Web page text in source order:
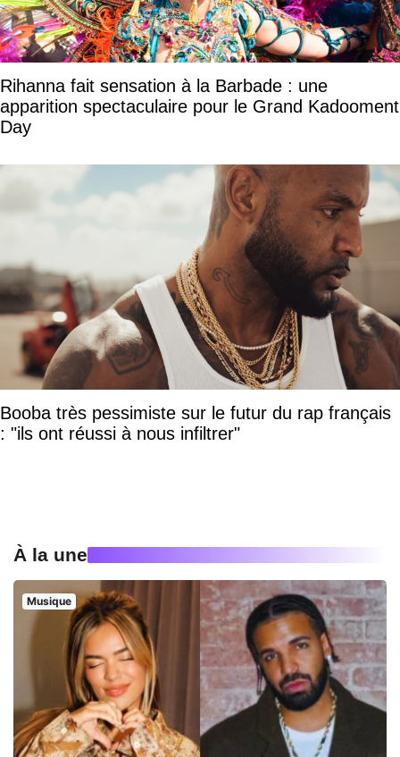
Rihanna fait sensation à la Barbade : une
apparition spectaculaire pour le Grand Kadooment
Day
Booba très pessimiste sur le futur du rap français
: "ils ont réussi à nous infiltrer"
À la une
Musique